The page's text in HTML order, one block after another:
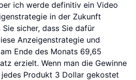
ich werde definitiv ein Video
in der Zukunft
sicher, dass Sie dafür
Anzeigenstrategie und
Ende des Monats 69,65
erzielt. Wenn man die Gewinne
Produkt 3 Dollar gekostet